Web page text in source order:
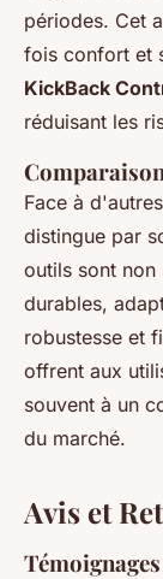
périodes. Cet
fois confort et
KickBack
réduisant les
Face à
distingue par
outils sont non
durables,
robustesse et
offrent aux
souvent à un
du marché.
Avis et